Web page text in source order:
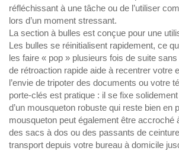
réfléchissant à une tâche ou de l’utiliser
lors d’un moment stressant.
La section à bulles est conçue pour une
Les bulles se réinitialisent rapidement, ce
les faire « pop » plusieurs fois de suite
de rétroaction rapide aide à recentrer votre
l’envie de tripoter des documents ou votre
porte-clés est pratique : il se fixe
d’un mousqueton robuste qui reste bien en
mousqueton peut également être accroché
des sacs à dos ou des passants de
transport depuis votre bureau à domicile